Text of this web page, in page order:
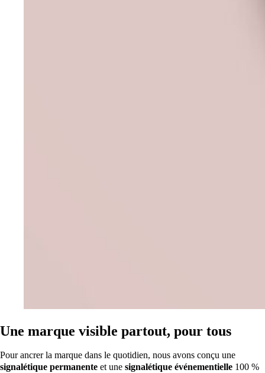
Une marque visible partout, pour tous
Pour ancrer la marque dans le quotidien, nous avons conçu une
signalétique permanente et une signalétique événementielle 100 %